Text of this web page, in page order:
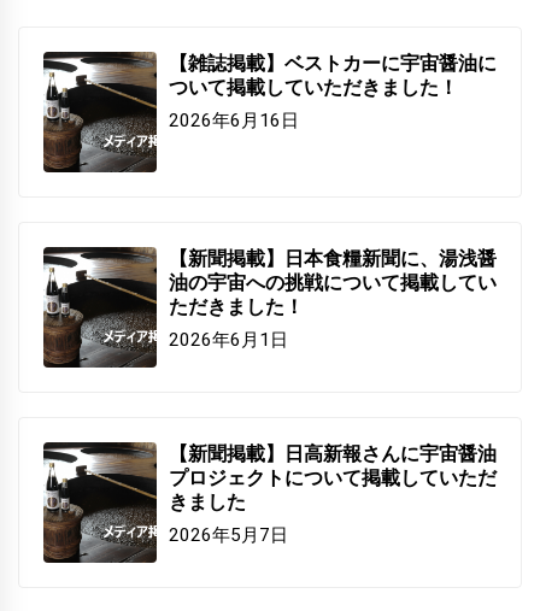
【雑誌掲載】ベストカーに宇宙醤油に
ついて掲載していただきました！
2026年6月16日
【新聞掲載】日本食糧新聞に、湯浅醤
油の宇宙への挑戦について掲載してい
ただきました！
2026年6月1日
【新聞掲載】日高新報さんに宇宙醤油
プロジェクトについて掲載していただ
きました
2026年5月7日